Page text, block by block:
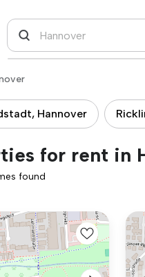
Hannover
for rent in
found